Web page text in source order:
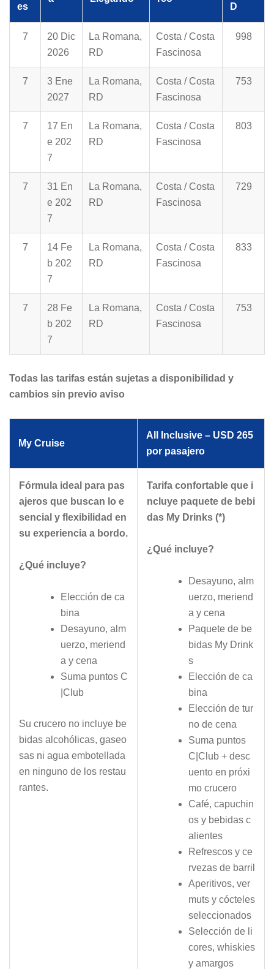
es D
7
20 Dic
2026
La Romana,
RD
Costa / Costa
Fascinosa
998
7
3 Ene
2027
La Romana,
RD
Costa / Costa
Fascinosa
753
7
17 En
e 202
7
La Romana,
RD
Costa / Costa
Fascinosa
803
7
31 En
e 202
7
La Romana,
RD
Costa / Costa
Fascinosa
729
7
14 Fe
b 202
7
La Romana,
RD
Costa / Costa
Fascinosa
833
7
28 Fe
b 202
7
La Romana,
RD
Costa / Costa
Fascinosa
753
Todas las tarifas están sujetas a disponibilidad y
cambios sin previo aviso
My Cruise
All Inclusive – USD 265
por pasajero
Fórmula ideal para pas
ajeros que buscan lo e
sencial y flexibilidad en
su experiencia a bordo.
¿Qué incluye?
Elección de ca
bina
Desayuno, alm
uerzo, meriend
a y cena
Suma puntos C
|Club
Su crucero no incluye be
bidas alcohólicas, gaseo
sas ni agua embotellada
en ninguno de los restau
rantes.
Tarifa confortable que i
ncluye paquete de bebi
das My Drinks (*)
¿Qué incluye?
Desayuno, alm
uerzo, meriend
a y cena
Paquete de be
bidas My Drink
s
Elección de ca
bina
Elección de tur
no de cena
Suma puntos
C|Club + desc
uento en próxi
mo crucero
Café, capuchin
os y bebidas c
alientes
Refrescos y ce
rvezas de barril
Aperitivos, ver
muts y cócteles
seleccionados
Selección de li
cores, whiskies
y amargos